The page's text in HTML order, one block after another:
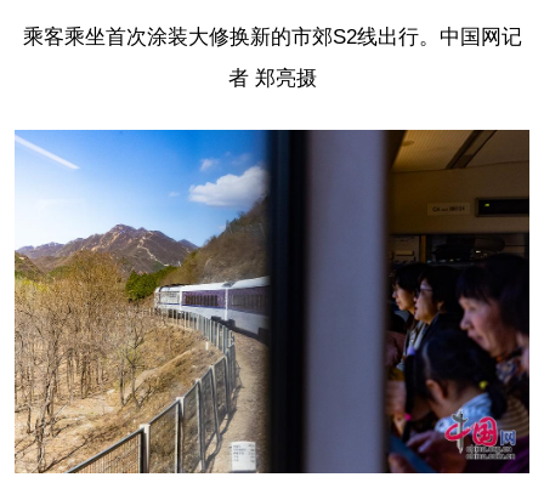
乘客乘坐首次涂装大修换新的市郊S2线出行。中国网记
者 郑亮摄